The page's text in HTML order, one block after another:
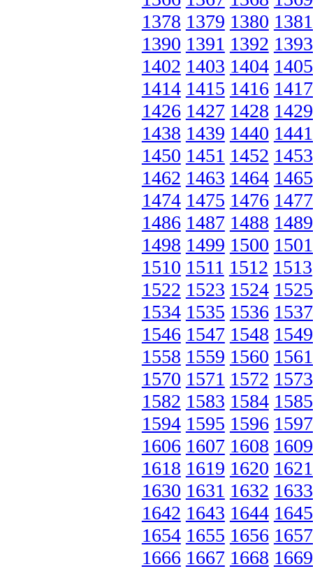
1378 1379 1380 1381
1390 1391 1392 1393
1402 1403 1404 1405
1414 1415 1416 1417
1426 1427 1428 1429
1438 1439 1440 1441
1450 1451 1452 1453
1462 1463 1464 1465
1474 1475 1476 1477
1486 1487 1488 1489
1498 1499 1500 1501
1510 1511 1512 1513
1522 1523 1524 1525
1534 1535 1536 1537
1546 1547 1548 1549
1558 1559 1560 1561
1570 1571 1572 1573
1582 1583 1584 1585
1594 1595 1596 1597
1606 1607 1608 1609
1618 1619 1620 1621
1630 1631 1632 1633
1642 1643 1644 1645
1654 1655 1656 1657
1666 1667 1668 1669